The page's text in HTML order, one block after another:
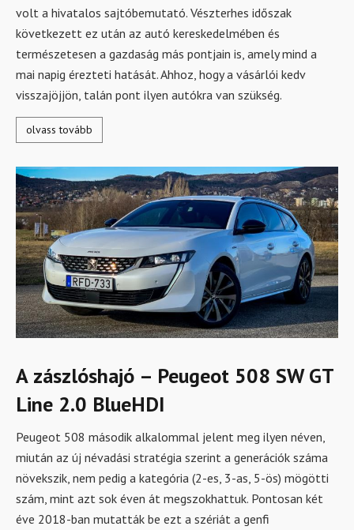
volt a hivatalos sajtóbemutató. Vészterhes időszak
következett ez után az autó kereskedelmében és
természetesen a gazdaság más pontjain is, amely mind a
mai napig érezteti hatását. Ahhoz, hogy a vásárlói kedv
visszajöjjön, talán pont ilyen autókra van szükség.
olvass tovább
A zászlóshajó – Peugeot 508 SW GT
Line 2.0 BlueHDI
Peugeot 508 második alkalommal jelent meg ilyen néven,
miután az új névadási stratégia szerint a generációk száma
növekszik, nem pedig a kategória (2-es, 3-as, 5-ös) mögötti
szám, mint azt sok éven át megszokhattuk. Pontosan két
éve 2018-ban mutatták be ezt a szériát a genfi